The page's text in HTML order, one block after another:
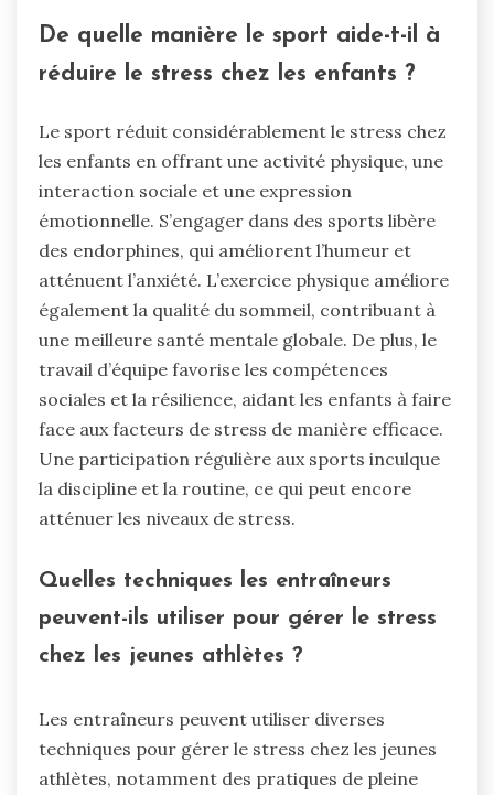
De quelle manière le sport aide-t-il à
réduire le stress chez les enfants ?
Le sport réduit considérablement le stress chez
les enfants en offrant une activité physique, une
interaction sociale et une expression
émotionnelle. S’engager dans des sports libère
des endorphines, qui améliorent l’humeur et
atténuent l’anxiété. L’exercice physique améliore
également la qualité du sommeil, contribuant à
une meilleure santé mentale globale. De plus, le
travail d’équipe favorise les compétences
sociales et la résilience, aidant les enfants à faire
face aux facteurs de stress de manière efficace.
Une participation régulière aux sports inculque
la discipline et la routine, ce qui peut encore
atténuer les niveaux de stress.
Quelles techniques les entraîneurs
peuvent-ils utiliser pour gérer le stress
chez les jeunes athlètes ?
Les entraîneurs peuvent utiliser diverses
techniques pour gérer le stress chez les jeunes
athlètes, notamment des pratiques de pleine